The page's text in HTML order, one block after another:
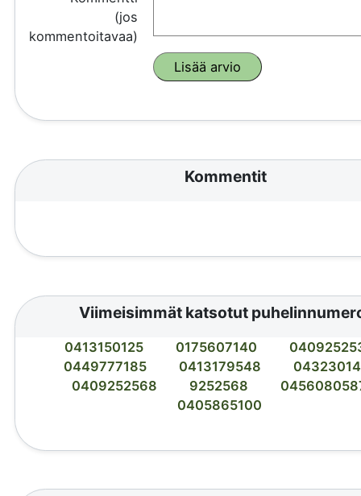
(jos
kommentoitavaa)
Kommentit
Viimeisimmät katsotut
0413150125 0175607140
0449777185
0413179548
0409252568
9252568
0405865100